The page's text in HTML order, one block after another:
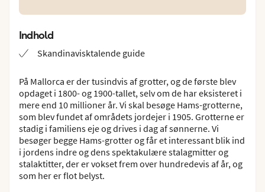
På Mallorca er der tusindvis af grotter, og de første blev
opdaget i 1800- og 1900-tallet, selv om de har eksisteret i
mere end 10 millioner år. Vi skal besøge Hams-grotterne,
som blev fundet af områdets jordejer i 1905. Grotterne er
stadig i familiens eje og drives i dag af sønnerne. Vi
besøger begge Hams-grotter og får et interessant blik ind
i jordens indre og dens spektakulære stalagmitter og
stalaktitter, der er vokset frem over hundredevis af år, og
som her er flot belyst.
Indhold
Skandinavisktalende guide